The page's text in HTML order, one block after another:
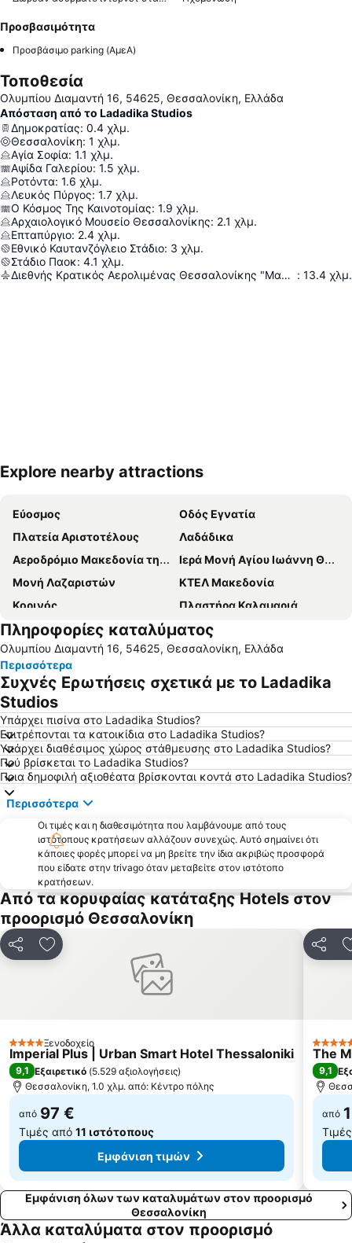
Προσβασιμότητα
Προσβάσιμο parking (ΑμεΑ)
Τοποθεσία
Ολυμπίου Διαμαντή 16, 54625, Θεσσαλονίκη, Ελλάδα
Απόσταση από το Ladadika Studios
Δημοκρατίας: 0.4 χλμ.
Θεσσαλονίκη: 1 χλμ.
Αγία Σοφία: 1.1 χλμ.
Αψίδα Γαλερίου: 1.5 χλμ.
Ροτόντα: 1.6 χλμ.
Λευκός Πύργος: 1.7 χλμ.
Ο Κόσμος Της Καινοτομίας: 1.9 χλμ.
Αρχαιολογικό Μουσείο Θεσσαλονίκης: 2.1 χλμ.
Επταπύργιο: 2.4 χλμ.
Εθνικό Καυτανζόγλειο Στάδιο: 3 χλμ.
Στάδιο Παοκ: 4.1 χλμ.
Διεθνής Κρατικός Αερολιμένας Θεσσαλονίκης "Μακεδονία" : 13.4 χλμ.
Ανάπτυξη χάρτη
Explore nearby attractions
Εύοσμος
Οδός Εγνατία
Πλατεία Αριστοτέλους
Λαδάδικα
Αεροδρόμιο Μακεδονία της Θεσσαλονίκης
Ιερά Μονή Αγίου Ιωάννη Θεολόγου-Σουρωτή
Μονή Λαζαριστών
ΚΤΕΛ Μακεδονία
Κορινός
Πλαστήρα Καλαμαριά
Περαία
Λιμάνι Θεσσαλονίκης
Οδός Τσιμισκή
Νέοι Επιβάτες
Μητροπόλεως
Κέντρο Ιστορίας Θεσσαλονίκης
Γήπεδο Πυλαίας
Διεθνής Έκθεση Θεσσαλονίκης
Διεθνής Έκθεση Θεσσαλονίκης
Λεωφόρος Βασιλίσσης Όλγας
Λευκός Πύργος
Νέα Πλάγια
Ελευθέριο - Κορδελιό
Νέα Κρήνη
1ος Περίπατος Παραλία-Λευκός Πύργος-Συντριβάνι-Αγίου Δημήτριου-Αγίας Σοφίας
Παραλία Τούζλα
Παραλία 1
Νέος Σιδηροδρομικός Σταθμός Θεσσαλονίκης
Πύλη Αξιού
Βελλίδειο Συνεδριακό Κέντρο
Καμάρα
Ντεπώ
Αγία Τριάδα
Χορτιάτης
Οδός 25ης Μαρτίου
Στάδιο ΠΑΟΚ
Καυτανζόγλειο Στάδιο
Μέγαρο Μουσικής Θεσσαλονικής
Ωραιόκαστρο
2ος Περίπατος Από την Αγίας Σοφίας και την Αγίου Δημητρίου στην Ίωνος Δραγούμη και την Παραλία
Νέα Παραλία
Πληροφορίες καταλύματος
Ολυμπίου Διαμαντή 16, 54625, Θεσσαλονίκη, Ελλάδα
Περισσότερα
Συχνές Ερωτήσεις σχετικά με το Ladadika
Studios
Υπάρχει πισίνα στο Ladadika Studios?
Επιτρέπονται τα κατοικίδια στο Ladadika Studios?
Υπάρχει διαθέσιμος χώρος στάθμευσης στο Ladadika Studios?
Πού βρίσκεται το Ladadika Studios?
Ποια δημοφιλή αξιοθέατα βρίσκονται κοντά στο Ladadika Studios?
Περισσότερα
Οι τιμές και η διαθεσιμότητα που λαμβάνουμε από τους
ιστότοπους κρατήσεων αλλάζουν συνεχώς. Αυτό σημαίνει ότι
κάποιες φορές μπορεί να μη βρείτε την ίδια ακριβώς προσφορά
που είδατε στην trivago όταν μεταβείτε στον ιστότοπο
κρατήσεων.
Από τα κορυφαίας κατάταξης Hotels στον
προορισμό Θεσσαλονίκη
ΚοινοποίησηΠροσθήκη στα αγαπημένα
4 ΑστέριαΞενοδοχείο
Imperial Plus | Urban Smart Hotel Thessaloniki
9,1 Εξαιρετικό (5.529 αξιολογήσεις)
Θεσσαλονίκη, 1.0 χλμ. από: Κέντρο πόλης
από 97 €
Τιμές από 11 ιστότοπους
Εμφάνιση τιμών
5
The
9,1
από
Εμφάνιση όλων των καταλυμάτων στον προορισμό
Θεσσαλονίκη
Άλλα καταλύματα στον προορισμό